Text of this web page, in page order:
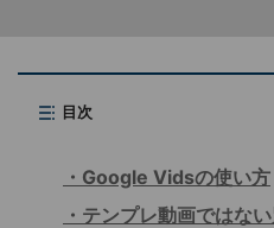
目次
Google Vidsの使い方
テンプレ動画ではな